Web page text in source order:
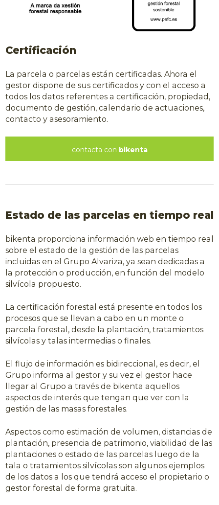
Certificación
La parcela o parcelas están certificadas. Ahora el
gestor dispone de sus certificados y con el acceso a
todos los datos referentes a certificación, propiedad,
documento de gestión, calendario de actuaciones,
contacto y asesoramiento.
contacta con bikenta
Estado de las parcelas en tiempo real
bikenta proporciona información web en tiempo real
sobre el estado de la gestión de las parcelas
incluidas en el Grupo Alvariza, ya sean dedicadas a
la protección o producción, en función del modelo
silvícola propuesto.
La certificación forestal está presente en todos los
procesos que se llevan a cabo en un monte o
parcela forestal, desde la plantación, tratamientos
silvícolas y talas intermedias o finales.
El flujo de información es bidireccional, es decir, el
Grupo informa al gestor y su vez el gestor hace
llegar al Grupo a través de bikenta aquellos
aspectos de interés que tengan que ver con la
gestión de las masas forestales.
Aspectos como estimación de volumen, distancias de
plantación, presencia de patrimonio, viabilidad de las
plantaciones o estado de las parcelas luego de la
tala o tratamientos silvícolas son algunos ejemplos
de los datos a los que tendrá acceso el propietario o
gestor forestal de forma gratuita.